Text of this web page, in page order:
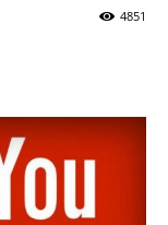
4851